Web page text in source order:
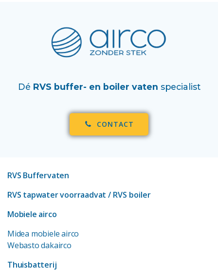
Dé RVS buffer- en boiler vaten specialist
CONTACT
RVS Buffervaten
RVS tapwater voorraadvat / RVS boiler
Mobiele airco
Midea mobiele airco
Webasto dakairco
Thuisbatterij